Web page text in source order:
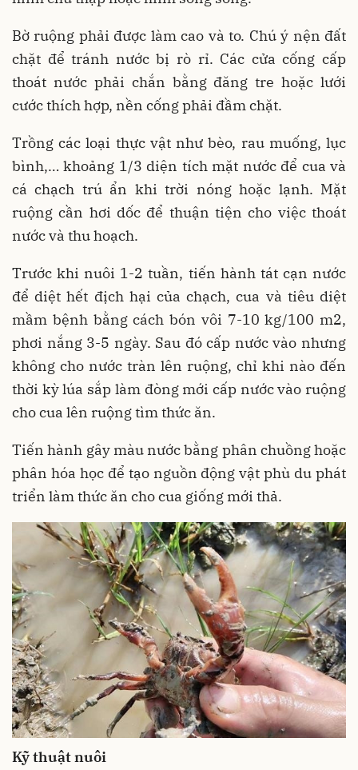
Bờ ruộng phải được làm cao và to. Chú ý nện đất
chặt để tránh nước bị rò rỉ. Các cửa cống cấp
thoát nước phải chắn bằng đăng tre hoặc lưới
cước thích hợp, nền cống phải đầm chặt.
Trồng các loại thực vật như bèo, rau muống, lục
bình,… khoảng 1/3 diện tích mặt nước để cua và
cá chạch trú ẩn khi trời nóng hoặc lạnh. Mặt
ruộng cần hơi dốc để thuận tiện cho việc thoát
nước và thu hoạch.
Trước khi nuôi 1-2 tuần, tiến hành tát cạn nước
để diệt hết địch hại của chạch, cua và tiêu diệt
mầm bệnh bằng cách bón vôi 7-10 kg/100 m2,
phơi nắng 3-5 ngày. Sau đó cấp nước vào nhưng
không cho nước tràn lên ruộng, chỉ khi nào đến
thời kỳ lúa sắp làm đòng mới cấp nước vào ruộng
cho cua lên ruộng tìm thức ăn.
Tiến hành gây màu nước bằng phân chuồng hoặc
phân hóa học để tạo nguồn động vật phù du phát
triển làm thức ăn cho cua giống mới thả.
Kỹ thuật nuôi